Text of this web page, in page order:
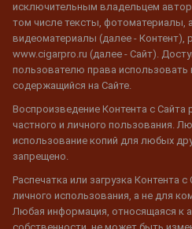
исключительным владельцем
том числе тексты, фотоматериалы,
видеоматериалы (далее - Контент),
www.cigarpro.ru (далее - Сайт).
пользователю права использовать
содержащийся на Сайте.
Воспроизведение Контента с
частного и личного пользования.
использование копий для любых
запрещено.
Распечатка или загрузка Контента
личного использования, а не для
Любая информация, относящаяся к